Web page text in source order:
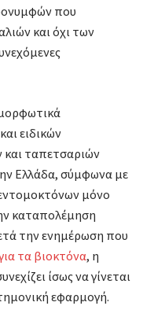
που
και όχι των
ειδικών
ταπετσαριών
Ελλάδα, σύμφωνα με
μόνο
καταπολέμηση
την ενημέρωση που
τα βιοκτόνα, η
ίσως να γίνεται
εφαρμογή.